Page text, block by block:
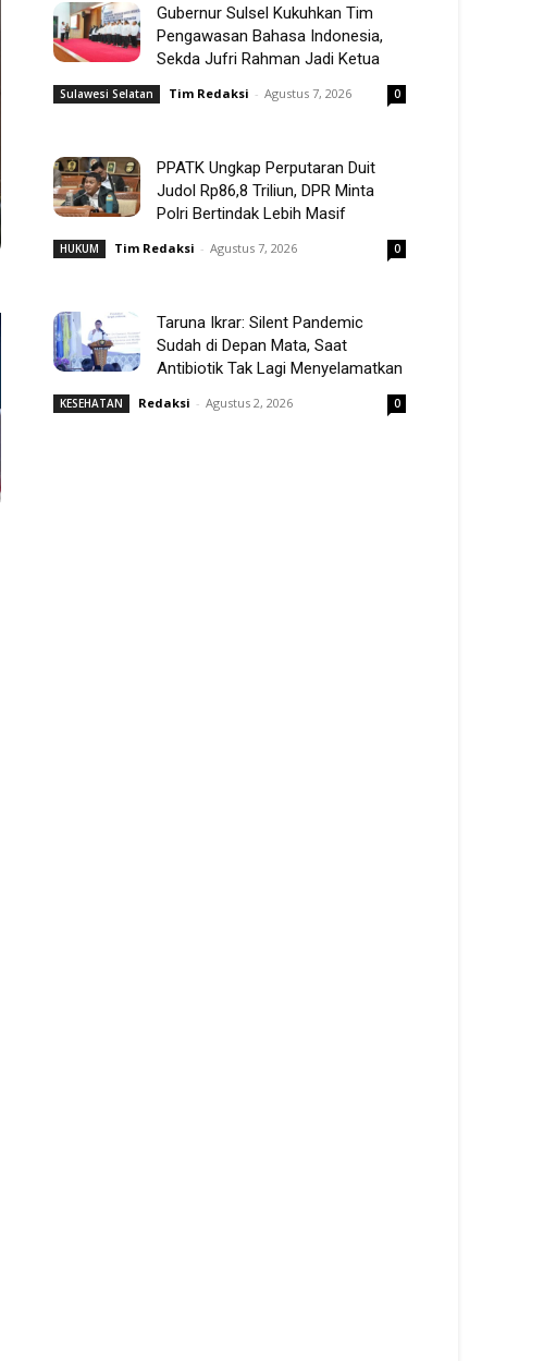
Gubernur Sulsel Kukuhkan Tim
Pengawasan Bahasa Indonesia,
Sekda Jufri Rahman Jadi Ketua
Sulawesi Selatan Tim Redaksi - Agustus 7, 2026 0
PPATK Ungkap Perputaran Duit
Judol Rp86,8 Triliun, DPR Minta
Polri Bertindak Lebih Masif
HUKUM Tim Redaksi - Agustus 7, 2026 0
Taruna Ikrar: Silent Pandemic
Sudah di Depan Mata, Saat
Antibiotik Tak Lagi Menyelamatkan
KESEHATAN Redaksi - Agustus 2, 2026 0